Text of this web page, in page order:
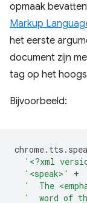
opmaak
Markup
het eerste
document zijn
tag op het
Bijvoorbeeld:
chrome. tts .
'<?xml
'<speak>'
+
'  The
'  word of